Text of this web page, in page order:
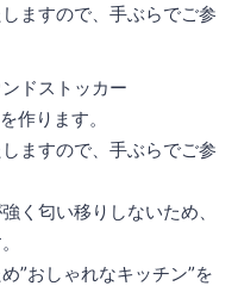
ますので、手ぶらでご参
ドストッカー
作ります。
ますので、手ぶらでご参
く匂い移りしないため、
”おしゃれなキッチン”を